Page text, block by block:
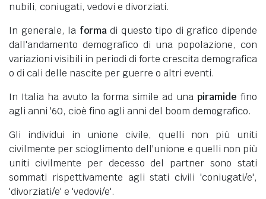
nubili, coniugati, vedovi e divorziati.
In generale, la formadi questo tipo di grafico dipende
dall'andamento demografico di una popolazione, con
variazioni visibili in periodi di forte crescita demografica
o di cali delle nascite per guerre o altri eventi.
In Italia ha avuto la forma simile ad una piramide fino
agli anni '60, cioè fino agli anni del boom demografico.
Gli individui in unione civile, quelli non più uniti
civilmente per scioglimento dell'unione e quelli non più
uniti civilmente per decesso del partner sono stati
sommati rispettivamente agli stati civili 'coniugati/e',
'divorziati/e' e 'vedovi/e'.